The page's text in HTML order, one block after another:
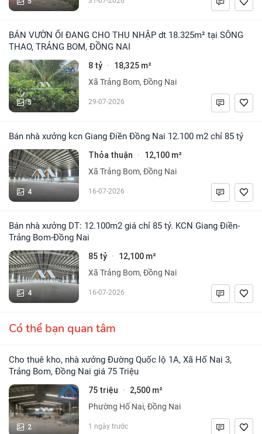
BÁN VƯỜN ỔI ĐANG CHO THU NHẬP dt 18.325m² tại SÔNG
THAO, TRẢNG BOM, ĐỒNG NAI
5
8 tỷ · 18,325 m²
Xã Trảng Bom, Đồng Nai
29-07-2026
Bán nhà xưởng kcn Giang Điền Đồng Nai 12.100 m2 chỉ 85 tỷ
4
Thỏa thuận · 12,100 m²
Xã Trảng Bom, Đồng Nai
16-07-2026
Bán nhà xưởng DT: 12.100m2 giá chỉ 85 tỷ. KCN Giang Điền-
Trảng Bom-Đồng Nai
4
85 tỷ · 12,100 m²
Xã Trảng Bom, Đồng Nai
16-07-2026
Có thể bạn quan tâm
Cho thuê kho, nhà xưởng Đường Quốc lộ 1A, Xã Hố Nai 3,
Trảng Bom, Đồng Nai giá 75 Triệu
2
75 triệu · 2,500 m²
Phường Hố Nai, Đồng Nai
1 ngày trước